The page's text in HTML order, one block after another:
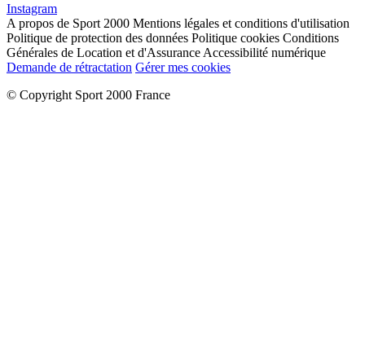
Instagram
A propos de Sport 2000 Mentions légales et conditions d'utilisation
Politique de protection des données Politique cookies Conditions
Générales de Location et d'Assurance Accessibilité numérique
Demande de rétractation Gérer mes cookies
© Copyright Sport 2000 France